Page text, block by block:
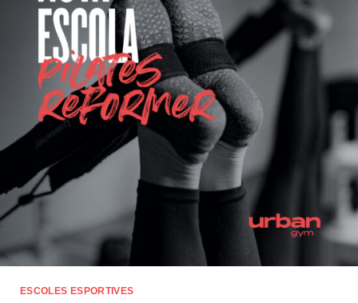
ESCOLES ESPORTIVES